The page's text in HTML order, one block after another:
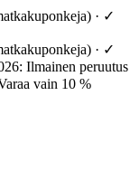
· ✓
· ✓
Ilmainen peruutus
vain 10 %